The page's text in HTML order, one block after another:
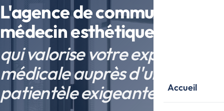
Accueil
L'agence de communication
médecin esthétique
qui valorise votre expertise
médicale auprès d'une
patientèle exigeante.